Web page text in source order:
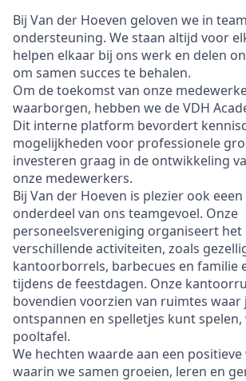
Bij Van der Hoeven geloven we in
ondersteuning. We staan altijd voor
helpen elkaar bij ons werk en delen
om samen succes te behalen.
Om de toekomst van onze
waarborgen, hebben we de VDH
Dit interne platform bevordert
mogelijkheden voor professionele
investeren graag in de ontwikkeling
onze medewerkers.
Bij Van der Hoeven is plezier ook
onderdeel van ons teamgevoel. Onze
personeelsvereniging organiseert
verschillende activiteiten, zoals
kantoorborrels, barbecues en familie
tijdens de feestdagen. Onze
bovendien voorzien van ruimtes waar
ontspannen en spelletjes kunt
pooltafel.
We hechten waarde aan een
waarin we samen groeien, leren en